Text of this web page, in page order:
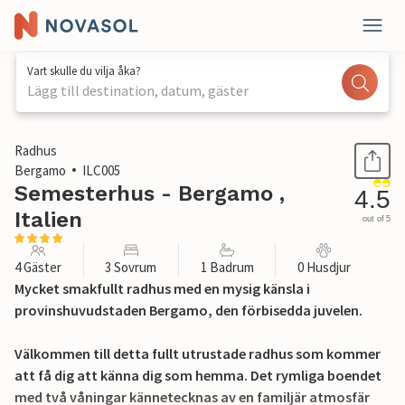
Vart skulle du vilja åka?
Lägg till destination, datum, gäster
1 / 27
Radhus
Bergamo
ILC005
Semesterhus - Bergamo ,
Italien
4.5
out of 5
4 Gäster 3 Sovrum 1 Badrum 0 Husdjur
Mycket smakfullt radhus med en mysig känsla i
provinshuvudstaden Bergamo, den förbisedda juvelen.
Välkommen till detta fullt utrustade radhus som kommer
att få dig att känna dig som hemma. Det rymliga boendet
med två våningar kännetecknas av en familjär atmosfär